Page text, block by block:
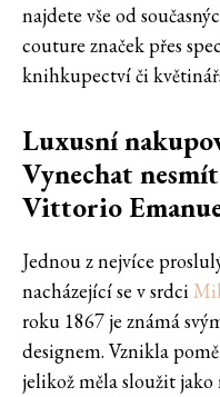
najdete vše od
couture značek přes
knihkupectví či
Luxusní
Vynechat
Vittorio
Jednou z nejvíce
nacházející se v srdci
roku 1867 je známá
designem. Vznikla
jelikož měla sloužit